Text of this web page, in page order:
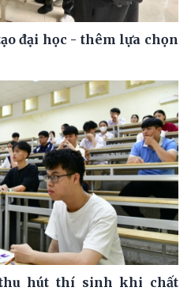
đại học - thêm lựa chọn
hút thí sinh khi chất